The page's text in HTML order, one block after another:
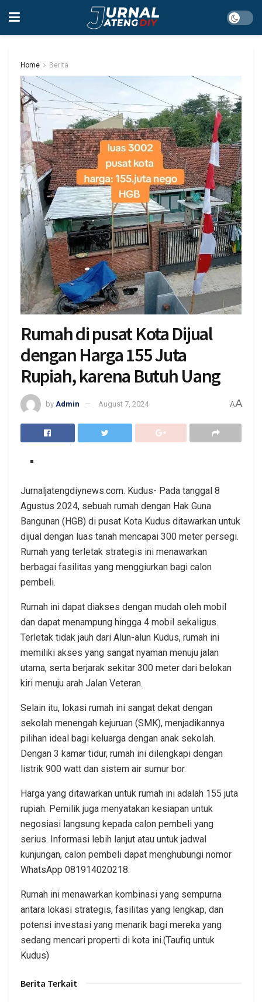
Home Berita
Rumah di pusat Kota Dijual
dengan Harga 155 Juta
Rupiah, karena Butuh Uang
by Admin August 7, 2024 AA
Jurnaljatengdiynews.com. Kudus- Pada tanggal 8
Agustus 2024, sebuah rumah dengan Hak Guna
Bangunan (HGB) di pusat Kota Kudus ditawarkan untuk
dijual dengan luas tanah mencapai 300 meter persegi.
Rumah yang terletak strategis ini menawarkan
berbagai fasilitas yang menggiurkan bagi calon
pembeli.
Rumah ini dapat diakses dengan mudah oleh mobil
dan dapat menampung hingga 4 mobil sekaligus.
Terletak tidak jauh dari Alun-alun Kudus, rumah ini
memiliki akses yang sangat nyaman menuju jalan
utama, serta berjarak sekitar 300 meter dari belokan
kiri menuju arah Jalan Veteran.
Selain itu, lokasi rumah ini sangat dekat dengan
sekolah menengah kejuruan (SMK), menjadikannya
pilihan ideal bagi keluarga dengan anak sekolah.
Dengan 3 kamar tidur, rumah ini dilengkapi dengan
listrik 900 watt dan sistem air sumur bor.
Harga yang ditawarkan untuk rumah ini adalah 155 juta
rupiah. Pemilik juga menyatakan kesiapan untuk
negosiasi langsung kepada calon pembeli yang
serius. Informasi lebih lanjut atau untuk jadwal
kunjungan, calon pembeli dapat menghubungi nomor
WhatsApp 081914020218.
Rumah ini menawarkan kombinasi yang sempurna
antara lokasi strategis, fasilitas yang lengkap, dan
potensi investasi yang menarik bagi mereka yang
sedang mencari properti di kota ini.(Taufiq untuk
Kudus)
Berita Terkait